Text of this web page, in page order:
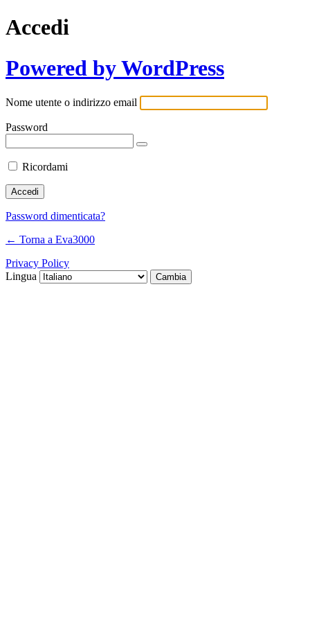
Accedi
Powered by WordPress
Nome utente o indirizzo email
Password
Ricordami
Password dimenticata?
← Torna a Eva3000
Privacy Policy
Lingua